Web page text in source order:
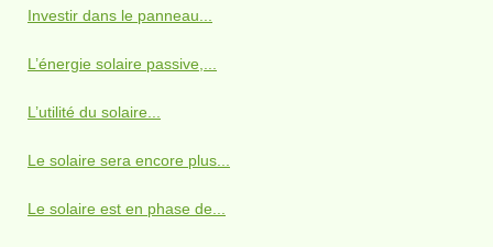
Investir dans le panneau...
L’énergie solaire passive,...
L’utilité du solaire...
Le solaire sera encore plus...
Le solaire est en phase de...